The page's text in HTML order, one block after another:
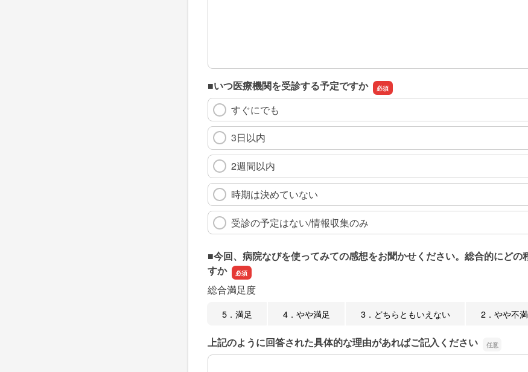
■いつ医療機関を受診する予定ですか
すぐにでも
3日以内
2週間以内
時期は決めていない
受診の予定はない/情報収集のみ
■今回、病院なびを使ってみての感想をお聞かせください。総合的にどの
すか
総合満足度
5．満足 4．やや満足 3．どちらともいえない 2．やや不満
上記のように回答された具体的な理由があればご記入ください
上記のように回答された具体的な理由があればご記入ください